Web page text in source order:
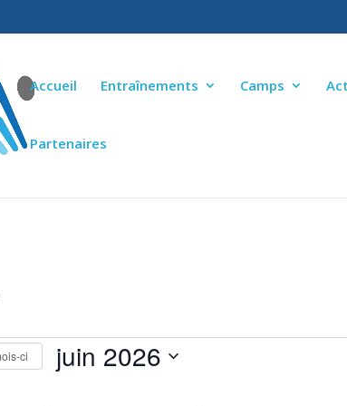
Accueil Entraînements Camps
Partenaires
ci juin 2026